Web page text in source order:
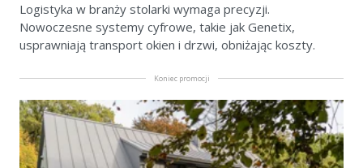
Logistyka w branży stolarki wymaga precyzji.
Nowoczesne systemy cyfrowe, takie jak Genetix,
usprawniają transport okien i drzwi, obniżając koszty.
Koniec promocji